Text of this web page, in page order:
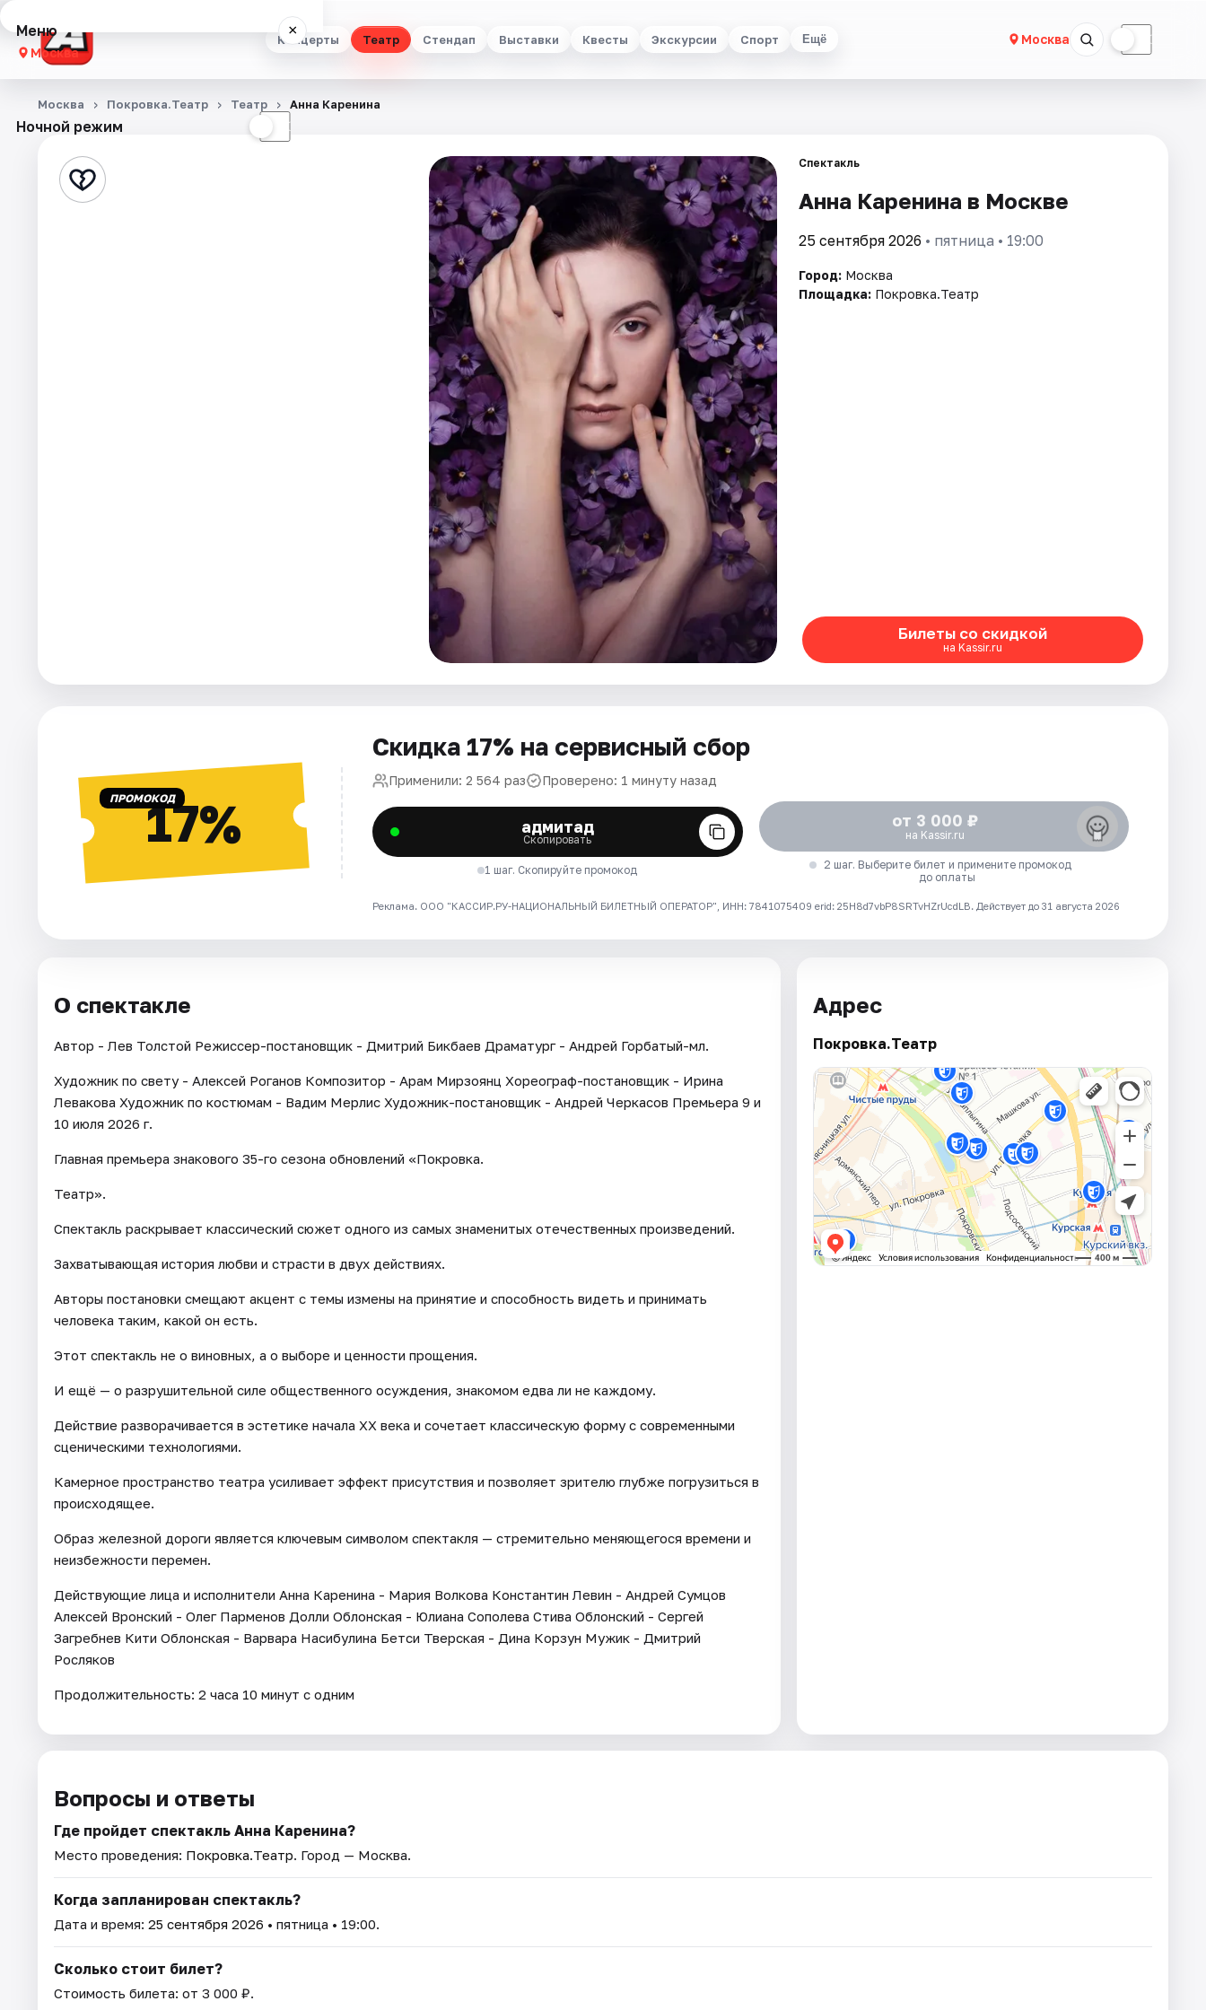
Концерты Театр Стендап Выставки Квесты Экскурсии Спорт Ещё Москва ☾
Меню ×
Москва
Концерты
Стендап
Ночной режим ☾
Москва Покровка.Театр Театр Анна Каренина
Спектакль
Анна Каренина в Москве
25 сентября 2026 • пятница • 19:00
Город: Москва
Площадка: Покровка.Театр
Билеты со скидкой
на Kassir.ru
ПРОМОКОД17%
Скидка 17% на сервисный сбор
Применили: 2 564 раз Проверено: 1 минуту назад
адмитад
Скопировать
1 шаг. Скопируйте промокод
от 3 000 ₽
на Kassir.ru
2 шаг. Выберите билет и примените промокод
до оплаты
Реклама. ООО "КАССИР.РУ-НАЦИОНАЛЬНЫЙ БИЛЕТНЫЙ ОПЕРАТОР", ИНН: 7841075409 erid: 25H8d7vbP8SRTvHZrUcdLB. Действует до 31 августа 2026
О спектакле
Автор - Лев Толстой Режиссер-постановщик - Дмитрий Бикбаев Драматург - Андрей Горбатый-мл.
Художник по свету - Алексей Роганов Композитор - Арам Мирзоянц Хореограф-постановщик - Ирина
Левакова Художник по костюмам - Вадим Мерлис Художник-постановщик - Андрей Черкасов Премьера 9 и
10 июля 2026 г.
Главная премьера знакового 35-го сезона обновлений «Покровка.
Театр».
Спектакль раскрывает классический сюжет одного из самых знаменитых отечественных произведений.
Захватывающая история любви и страсти в двух действиях.
Авторы постановки смещают акцент с темы измены на принятие и способность видеть и принимать
человека таким, какой он есть.
Этот спектакль не о виновных, а о выборе и ценности прощения.
И ещё — о разрушительной силе общественного осуждения, знакомом едва ли не каждому.
Действие разворачивается в эстетике начала XX века и сочетает классическую форму с современными
сценическими технологиями.
Камерное пространство театра усиливает эффект присутствия и позволяет зрителю глубже погрузиться в
происходящее.
Образ железной дороги является ключевым символом спектакля — стремительно меняющегося времени и
неизбежности перемен.
Действующие лица и исполнители Анна Каренина - Мария Волкова Константин Левин - Андрей Сумцов
Алексей Вронский - Олег Парменов Долли Облонская - Юлиана Сополева Стива Облонский - Сергей
Загребнев Кити Облонская - Варвара Насибулина Бетси Тверская - Дина Корзун Мужик - Дмитрий
Росляков
Продолжительность: 2 часа 10 минут с одним
Адрес
Покровка.Театр
Вопросы и ответы
Где пройдет спектакль Анна Каренина?
Место проведения: Покровка.Театр. Город — Москва.
Когда запланирован спектакль?
Дата и время: 25 сентября 2026 • пятница • 19:00.
Сколько стоит билет?
Стоимость билета: от 3 000 ₽.